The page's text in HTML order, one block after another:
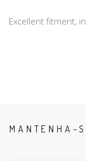
Excellent fitment,
MANTENHA-